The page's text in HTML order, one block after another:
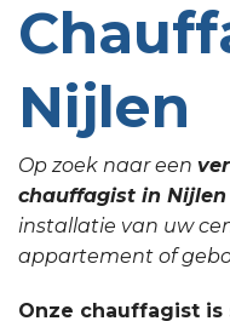
Nijlen
Op zoek naar een
chauffagist in Nijlen
installatie van uw
appartement of
Onze chauffagist